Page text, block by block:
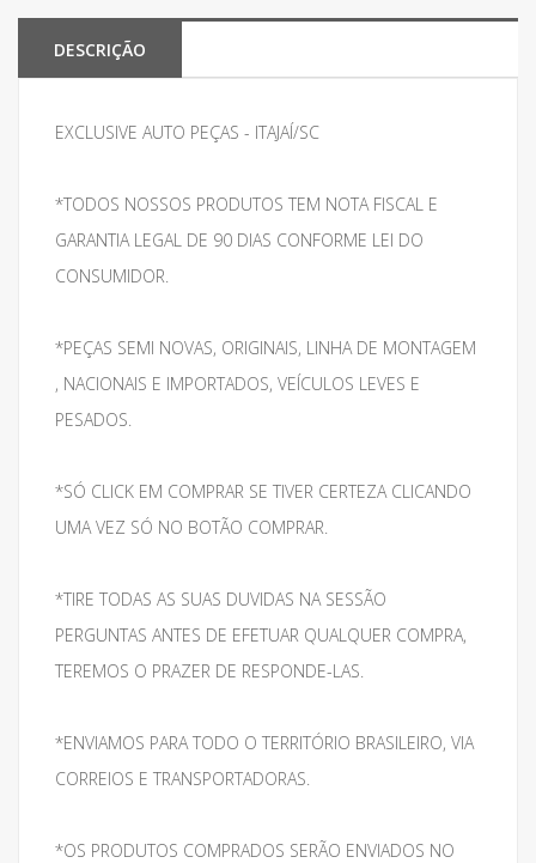
DESCRIÇÃO
EXCLUSIVE AUTO PEÇAS - ITAJAÍ/SC
*TODOS NOSSOS PRODUTOS TEM NOTA FISCAL E
GARANTIA LEGAL DE 90 DIAS CONFORME LEI DO
CONSUMIDOR.
*PEÇAS SEMI NOVAS, ORIGINAIS, LINHA DE MONTAGEM
, NACIONAIS E IMPORTADOS, VEÍCULOS LEVES E
PESADOS.
*SÓ CLICK EM COMPRAR SE TIVER CERTEZA CLICANDO
UMA VEZ SÓ NO BOTÃO COMPRAR.
*TIRE TODAS AS SUAS DUVIDAS NA SESSÃO
PERGUNTAS ANTES DE EFETUAR QUALQUER COMPRA,
TEREMOS O PRAZER DE RESPONDE-LAS.
*ENVIAMOS PARA TODO O TERRITÓRIO BRASILEIRO, VIA
CORREIOS E TRANSPORTADORAS.
*OS PRODUTOS COMPRADOS SERÃO ENVIADOS NO